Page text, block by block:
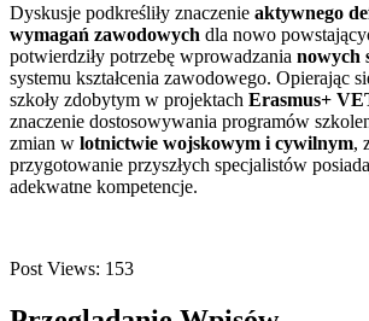
Dyskusje podkreśliły znaczenie aktywnego
wymagań zawodowych dla nowo
potwierdziły potrzebę wprowadzania nowych
systemu kształcenia zawodowego. Opierając
szkoły zdobytym w projektach Erasmus+
znaczenie dostosowywania programów
zmian w lotnictwie wojskowym i cywilnym,
przygotowanie przyszłych specjalistów
adekwatne kompetencje.
Post Views: 153